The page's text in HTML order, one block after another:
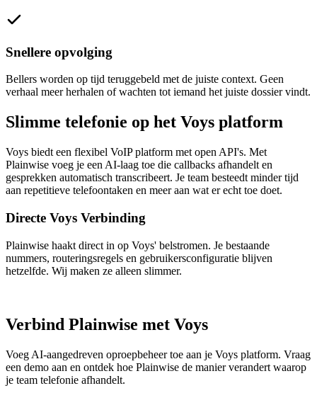
Snellere opvolging
Bellers worden op tijd teruggebeld met de juiste context. Geen
verhaal meer herhalen of wachten tot iemand het juiste dossier vindt.
Slimme telefonie op het Voys platform
Voys biedt een flexibel VoIP platform met open API's. Met
Plainwise voeg je een AI-laag toe die callbacks afhandelt en
gesprekken automatisch transcribeert. Je team besteedt minder tijd
aan repetitieve telefoontaken en meer aan wat er echt toe doet.
Directe Voys Verbinding
Plainwise haakt direct in op Voys' belstromen. Je bestaande
nummers, routeringsregels en gebruikersconfiguratie blijven
hetzelfde. Wij maken ze alleen slimmer.
Verbind Plainwise met Voys
Voeg AI-aangedreven oproepbeheer toe aan je Voys platform. Vraag
een demo aan en ontdek hoe Plainwise de manier verandert waarop
je team telefonie afhandelt.